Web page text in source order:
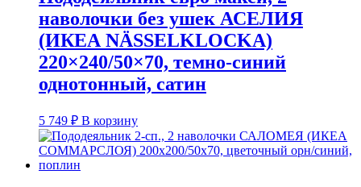
наволочки без ушек АСЕЛИЯ
(ИКЕА NÄSSELKLOCKA)
220×240/50×70, темно-синий
однотонный, сатин
5 749 ₽ В корзину